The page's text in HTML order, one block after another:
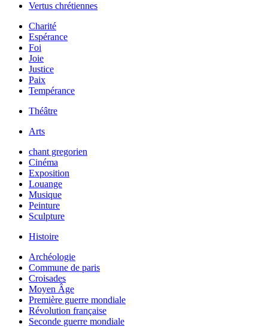
Vertus chrétiennes
Charité
Espérance
Foi
Joie
Justice
Paix
Tempérance
Théâtre
Arts
chant gregorien
Cinéma
Exposition
Louange
Musique
Peinture
Sculpture
Histoire
Archéologie
Commune de paris
Croisades
Moyen Âge
Première guerre mondiale
Révolution française
Seconde guerre mondiale